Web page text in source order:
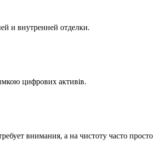
и внутренней отделки.
цифрових активів.
внимания, а на чистоту часто